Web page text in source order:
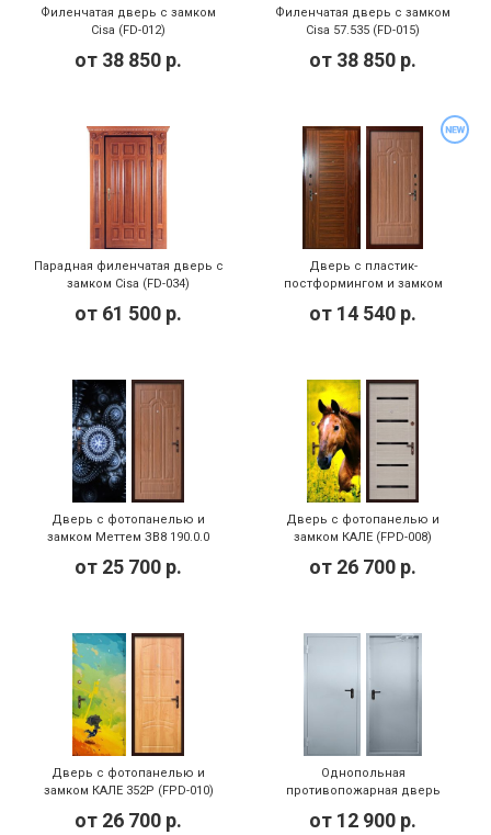
Филенчатая дверь с замком
Cisa (FD-012)
от 38 850 р.
Филенчатая дверь с замком
Cisa 57.535 (FD-015)
от 38 850 р.
Парадная филенчатая дверь с
замком Cisa (FD-034)
от 61 500 р.
Дверь с пластик-
постформингом и замком
от 14 540 р.
Дверь с фотопанелью и
замком Меттем ЗВ8 190.0.0
от 25 700 р.
Дверь с фотопанелью и
замком КАЛЕ (FPD-008)
от 26 700 р.
Дверь с фотопанелью и
замком КАЛЕ 352Р (FPD-010)
от 26 700 р.
Однопольная
противопожарная дверь
от 12 900 р.